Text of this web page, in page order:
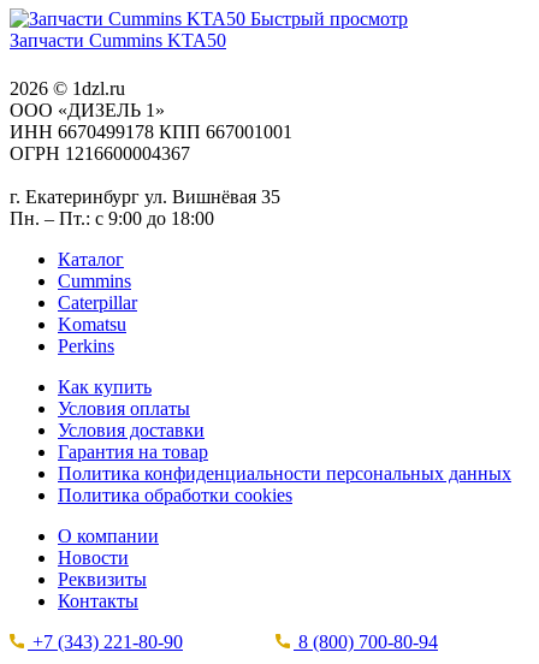
Быстрый просмотр
Запчасти Cummins KTA50
2026 © 1dzl.ru
ООО «ДИЗЕЛЬ 1»
ИНН 6670499178 КПП 667001001
ОГРН 1216600004367
г. Екатеринбург ул. Вишнёвая 35
Пн. – Пт.: с 9:00 до 18:00
Каталог
Cummins
Caterpillar
Komatsu
Perkins
Как купить
Условия оплаты
Условия доставки
Гарантия на товар
Политика конфиденциальности персональных данных
Политика обработки cookies
О компании
Новости
Реквизиты
Контакты
+7 (343) 221-80-90
8 (800) 700-80-94